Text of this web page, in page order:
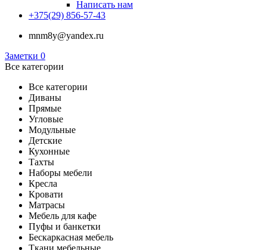
Написать нам
+375(29) 856-57-43
mnm8y@yandex.ru
Заметки 0
Все категории
Все категории
Диваны
Прямые
Угловые
Модульные
Детские
Кухонные
Тахты
Наборы мебели
Кресла
Кровати
Матрасы
Мебель для кафе
Пуфы и банкетки
Бескаркасная мебель